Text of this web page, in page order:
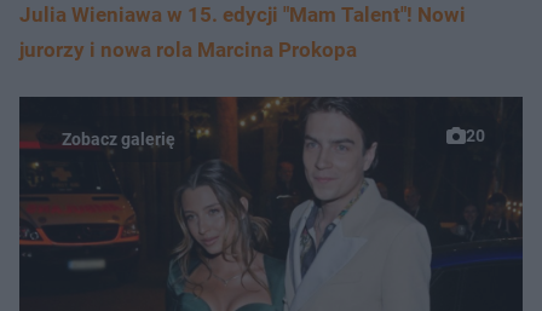
Julia Wieniawa w 15. edycji "Mam Talent"! Nowi
jurorzy i nowa rola Marcina Prokopa
20